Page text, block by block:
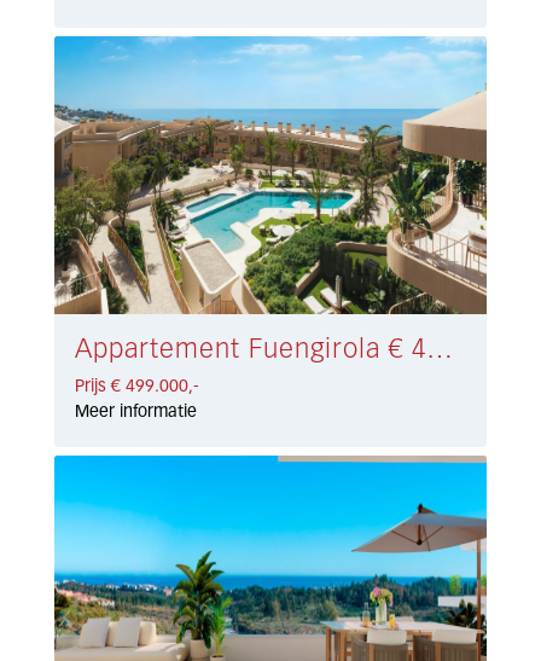
Appartement Fuengirola € 499.000,-
Prijs € 499.000,-
Meer informatie